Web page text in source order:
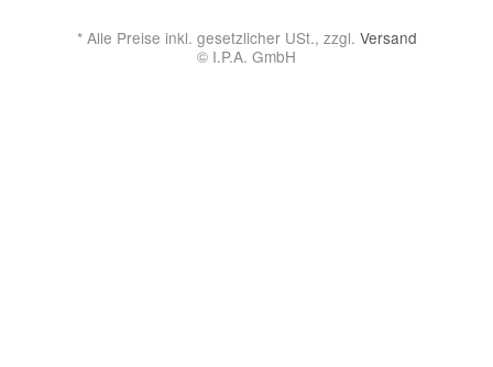
*Alle Preise inkl. gesetzlicher USt., zzgl. Versand
© I.P.A. GmbH